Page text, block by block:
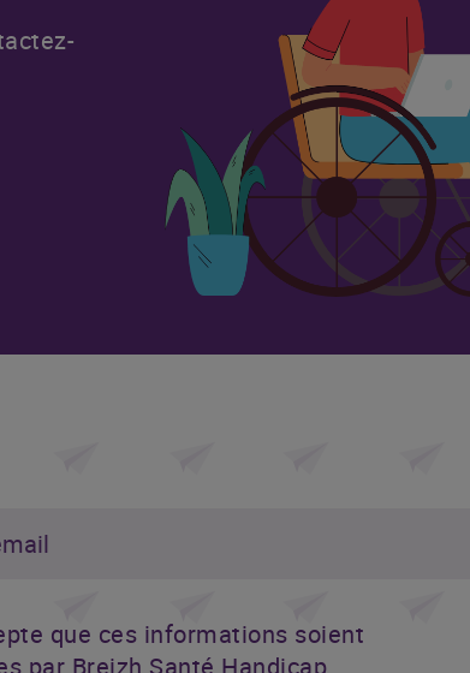
que ces informations soient
par Breizh Santé Handicap,